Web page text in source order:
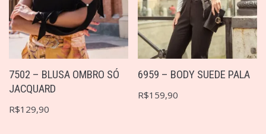
7502 – BLUSA OMBRO SÓ
JACQUARD
R$129,90
6959 – BODY SUEDE PALA
R$159,90